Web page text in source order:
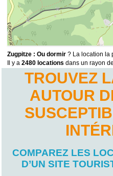
Zugpitze : Ou dormir ? La location la
Il y a2480 locations dans un rayon
TROUVEZ
AUTOUR
COMPAREZ LES
D’UN SITE